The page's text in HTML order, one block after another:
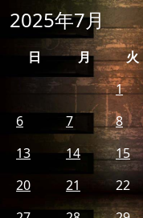
2025年7月
日 月 火
1
6
7 8
13
14 15
20
21 22